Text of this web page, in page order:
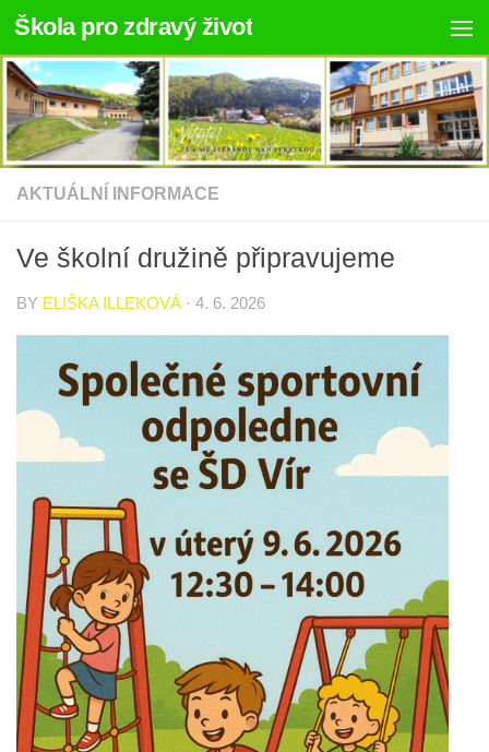
Skip to content
Škola pro zdravý život
AKTUÁLNÍ INFORMACE
Ve školní družině připravujeme
BY ELIŠKA ILLEKOVÁ · 4. 6. 2026